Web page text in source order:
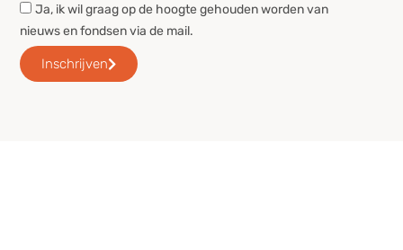
Ja, ik wil graag op de hoogte gehouden worden van
nieuws en fondsen via de mail.
Inschrijven